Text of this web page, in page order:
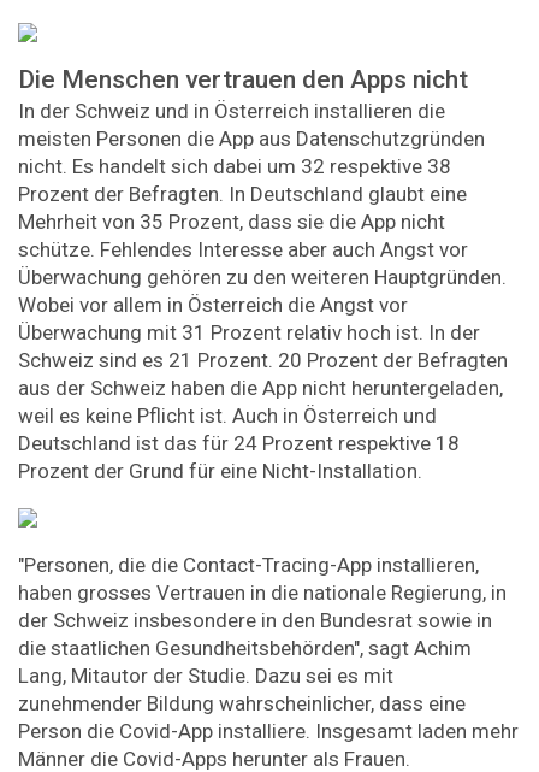
Die Menschen vertrauen den Apps nicht
In der Schweiz und in Österreich installieren die
meisten Personen die App aus Datenschutzgründen
nicht. Es handelt sich dabei um 32 respektive 38
Prozent der Befragten. In Deutschland glaubt eine
Mehrheit von 35 Prozent, dass sie die App nicht
schütze. Fehlendes Interesse aber auch Angst vor
Überwachung gehören zu den weiteren Hauptgründen.
Wobei vor allem in Österreich die Angst vor
Überwachung mit 31 Prozent relativ hoch ist. In der
Schweiz sind es 21 Prozent. 20 Prozent der Befragten
aus der Schweiz haben die App nicht heruntergeladen,
weil es keine Pflicht ist. Auch in Österreich und
Deutschland ist das für 24 Prozent respektive 18
Prozent der Grund für eine Nicht-Installation.
"Personen, die die Contact-Tracing-App installieren,
haben grosses Vertrauen in die nationale Regierung, in
der Schweiz insbesondere in den Bundesrat sowie in
die staatlichen Gesundheitsbehörden", sagt Achim
Lang, Mitautor der Studie. Dazu sei es mit
zunehmender Bildung wahrscheinlicher, dass eine
Person die Covid-App installiere. Insgesamt laden mehr
Männer die Covid-Apps herunter als Frauen.